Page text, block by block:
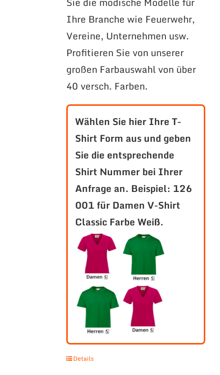
Ihre Branche wie Feuerwehr,
Vereine, Unternehmen usw.
Profitieren Sie von unserer
großen Farbauswahl von über
40 versch. Farben.
Wählen Sie hier Ihre T-
Shirt Form aus und geben
Sie die entsprechende
Shirt Nummer bei Ihrer
Anfrage an. Beispiel: 126
001 für Damen V-Shirt
Classic Farbe Weiß.
Details